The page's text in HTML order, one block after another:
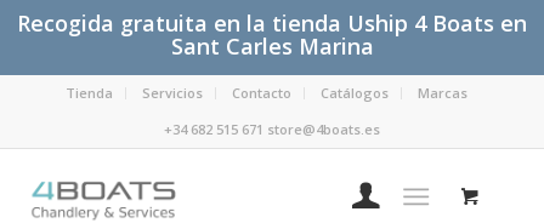
Recogida gratuita en la tienda Uship 4 Boats en
Sant Carles Marina
Tienda Servicios Contacto Catálogos
Marcas
+34 682 515 671 store@4boats.es